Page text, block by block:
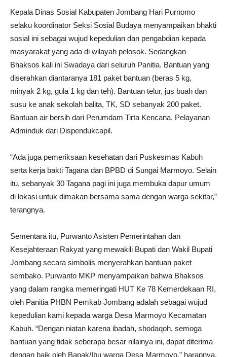
Kepala Dinas Sosial Kabupaten Jombang Hari Purnomo
selaku koordinator Seksi Sosial Budaya menyampaikan bhakti
sosial ini sebagai wujud kepedulian dan pengabdian kepada
masyarakat yang ada di wilayah pelosok. Sedangkan
Bhaksos kali ini Swadaya dari seluruh Panitia. Bantuan yang
diserahkan diantaranya 181 paket bantuan (beras 5 kg,
minyak 2 kg, gula 1 kg dan teh). Bantuan telur, jus buah dan
susu ke anak sekolah balita, TK, SD sebanyak 200 paket.
Bantuan air bersih dari Perumdam Tirta Kencana. Pelayanan
Adminduk dari Dispendukcapil.
“Ada juga pemeriksaan kesehatan dari Puskesmas Kabuh
serta kerja bakti Tagana dan BPBD di Sungai Marmoyo. Selain
itu, sebanyak 30 Tagana pagi ini juga membuka dapur umum
di lokasi untuk dimakan bersama sama dengan warga sekitar,”
terangnya.
Sementara itu, Purwanto Asisten Pemerintahan dan
Kesejahteraan Rakyat yang mewakili Bupati dan Wakil Bupati
Jombang secara simbolis menyerahkan bantuan paket
sembako. Purwanto MKP menyampaikan bahwa Bhaksos
yang dalam rangka memeringati HUT Ke 78 Kemerdekaan RI,
oleh Panitia PHBN Pemkab Jombang adalah sebagai wujud
kepedulian kami kepada warga Desa Marmoyo Kecamatan
Kabuh. “Dengan niatan karena ibadah, shodaqoh, semoga
bantuan yang tidak seberapa besar nilainya ini, dapat diterima
dengan baik oleh Bapak/Ibu warga Desa Marmoyo,” harapnya.